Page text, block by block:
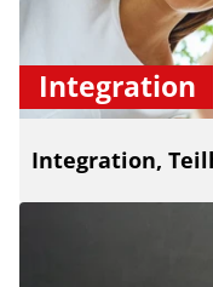
Integration
Integration,